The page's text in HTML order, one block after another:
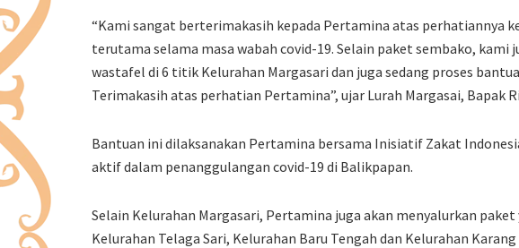
“Kami sangat berterimakasih kepada Pertamina atas perhatiannya
terutama selama masa wabah covid-19. Selain paket sembako, kami
wastafel di 6 titik Kelurahan Margasari dan juga sedang proses
Terimakasih atas perhatian Pertamina”, ujar Lurah Margasai, Bapak
Bantuan ini dilaksanakan Pertamina bersama Inisiatif Zakat
aktif dalam penanggulangan covid-19 di Balikpapan.
Selain Kelurahan Margasari, Pertamina juga akan menyalurkan paket
Kelurahan Telaga Sari, Kelurahan Baru Tengah dan Kelurahan